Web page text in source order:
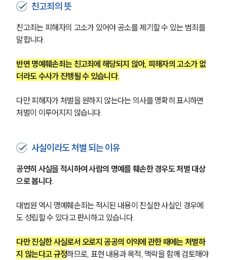
친고죄의 뜻
친고죄는 피해자의 고소가 있어야 공소를 제기할 수 있는 범죄를
말합니다.
반면 명예훼손죄는 친고죄에 해당되지 않아, 피해자의 고소가 없
더라도 수사가 진행될 수 있습니다.
다만 피해자가 처벌을 원하지 않는다는 의사를 명확히 표시하면
처벌이 이루어지지 않습니다.
사실이라도 처벌 되는 이유
공연히 사실을 적시하여 사람의 명예를 훼손한 경우도 처벌 대상
으로 봅니다.
대법원 역시 명예훼손죄는 적시된 내용이 진실한 사실인 경우에
도 성립할 수 있다고 판시하고 있습니다.
다만 진실한 사실로서 오로지 공공의 이익에 관한 때에는 처벌하
지 않는다고 규정하므로, 표현 내용과 목적, 맥락을 함께 검토해야